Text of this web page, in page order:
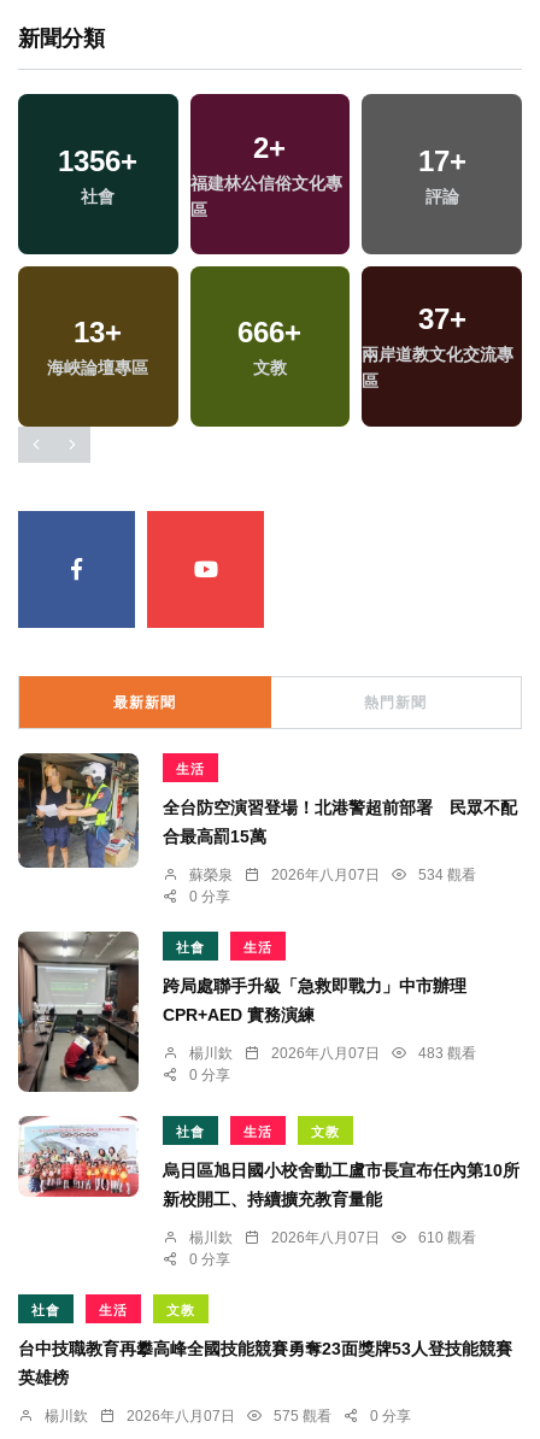
新聞分類
1356+
社會
2+
福建林公信俗文化專
區
17+
評論
13+
海峽論壇專區
666+
文教
37+
兩岸道教文化交流專
區
最新新聞 熱門新聞
生活
全台防空演習登場！北港警超前部署 民眾不配
合最高罰15萬
蘇榮泉 2026年八月07日
534 觀看
0 分享
社會 生活
跨局處聯手升級「急救即戰力」中市辦理
CPR+AED 實務演練
楊川欽 2026年八月07日
483 觀看
0 分享
社會 生活 文教
烏日區旭日國小校舍動工盧市長宣布任內第10所
新校開工、持續擴充教育量能
楊川欽 2026年八月07日
610 觀看
0 分享
社會 生活 文教
台中技職教育再攀高峰全國技能競賽勇奪23面獎牌53人登技能競賽
英雄榜
楊川欽 2026年八月07日 575 觀看 0 分享